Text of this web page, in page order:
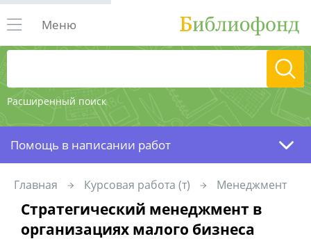
Расширенный поиск
Меню
Помощь в написании работ
Главная Курсовая работа (т) Менеджмент
Стратегический менеджмент в
организациях малого бизнеса